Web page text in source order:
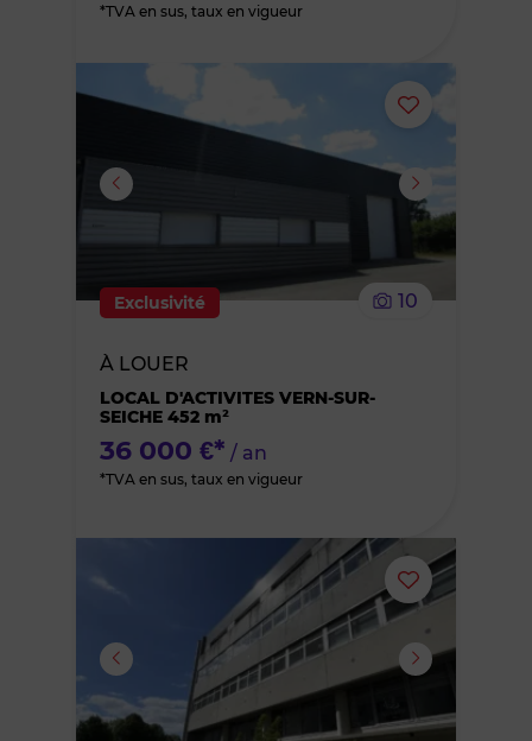
*TVA en sus, taux en vigueur
Ajouter
supprimer
le
Exclusivité 10
À LOUER
LOCAL D'ACTIVITES VERN-SUR-
SEICHE 452 m²
36 000 €* / an
*TVA en sus, taux en vigueur
Ajouter